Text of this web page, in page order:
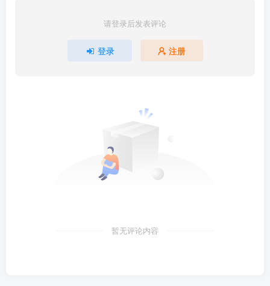
请登录后发表评论
登录 注册
暂无评论内容